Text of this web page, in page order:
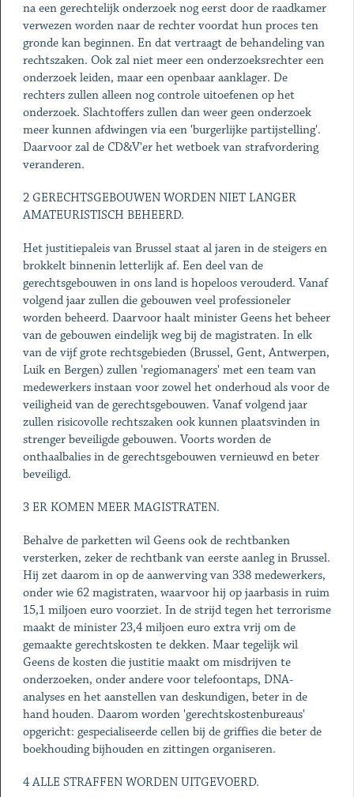
na een gerechtelijk onderzoek nog eerst door de raadkamer
verwezen worden naar de rechter voordat hun proces ten
gronde kan beginnen. En dat vertraagt de behandeling van
rechtszaken. Ook zal niet meer een onderzoeksrechter een
onderzoek leiden, maar een openbaar aanklager. De
rechters zullen alleen nog controle uitoefenen op het
onderzoek. Slachtoffers zullen dan weer geen onderzoek
meer kunnen afdwingen via een 'burgerlijke partijstelling'.
Daarvoor zal de CD&V'er het wetboek van strafvordering
veranderen.
2 GERECHTSGEBOUWEN WORDEN NIET LANGER
AMATEURISTISCH BEHEERD.
Het justitiepaleis van Brussel staat al jaren in de steigers en
brokkelt binnenin letterlijk af. Een deel van de
gerechtsgebouwen in ons land is hopeloos verouderd. Vanaf
volgend jaar zullen die gebouwen veel professioneler
worden beheerd. Daarvoor haalt minister Geens het beheer
van de gebouwen eindelijk weg bij de magistraten. In elk
van de vijf grote rechtsgebieden (Brussel, Gent, Antwerpen,
Luik en Bergen) zullen 'regiomanagers' met een team van
medewerkers instaan voor zowel het onderhoud als voor de
veiligheid van de gerechtsgebouwen. Vanaf volgend jaar
zullen risicovolle rechtszaken ook kunnen plaatsvinden in
strenger beveiligde gebouwen. Voorts worden de
onthaalbalies in de gerechtsgebouwen vernieuwd en beter
beveiligd.
3 ER KOMEN MEER MAGISTRATEN.
Behalve de parketten wil Geens ook de rechtbanken
versterken, zeker de rechtbank van eerste aanleg in Brussel.
Hij zet daarom in op de aanwerving van 338 medewerkers,
onder wie 62 magistraten, waarvoor hij op jaarbasis in ruim
15,1 miljoen euro voorziet. In de strijd tegen het terrorisme
maakt de minister 23,4 miljoen euro extra vrij om de
gemaakte gerechtskosten te dekken. Maar tegelijk wil
Geens de kosten die justitie maakt om misdrijven te
onderzoeken, onder andere voor telefoontaps, DNA-
analyses en het aanstellen van deskundigen, beter in de
hand houden. Daarom worden 'gerechtskostenbureaus'
opgericht: gespecialiseerde cellen bij de griffies die beter de
boekhouding bijhouden en zittingen organiseren.
4 ALLE STRAFFEN WORDEN UITGEVOERD.